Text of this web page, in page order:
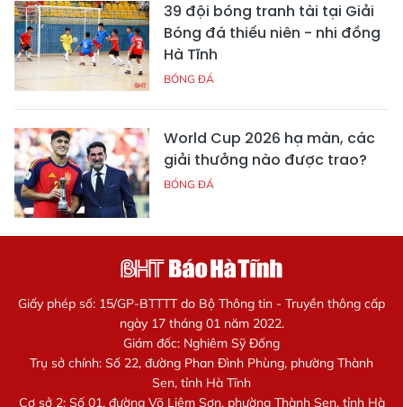
39 đội bóng tranh tài tại Giải
Bóng đá thiếu niên - nhi đồng
Hà Tĩnh
BÓNG ĐÁ
World Cup 2026 hạ màn, các
giải thưởng nào được trao?
BÓNG ĐÁ
Giấy phép số: 15/GP-BTTTT do Bộ Thông tin - Truyền thông cấp
ngày 17 tháng 01 năm 2022.
Giám đốc: Nghiêm Sỹ Đống
Trụ sở chính: Số 22, đường Phan Đình Phùng, phường Thành
Sen, tỉnh Hà Tĩnh
Cơ sở 2: Số 01, đường Võ Liêm Sơn, phường Thành Sen, tỉnh Hà